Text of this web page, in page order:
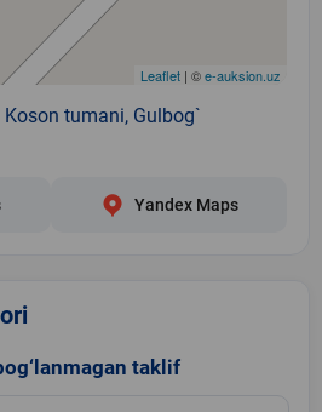
Leaflet | ©e-auksion.uz
tumani, Gulbog`
Yandex Maps
taklif